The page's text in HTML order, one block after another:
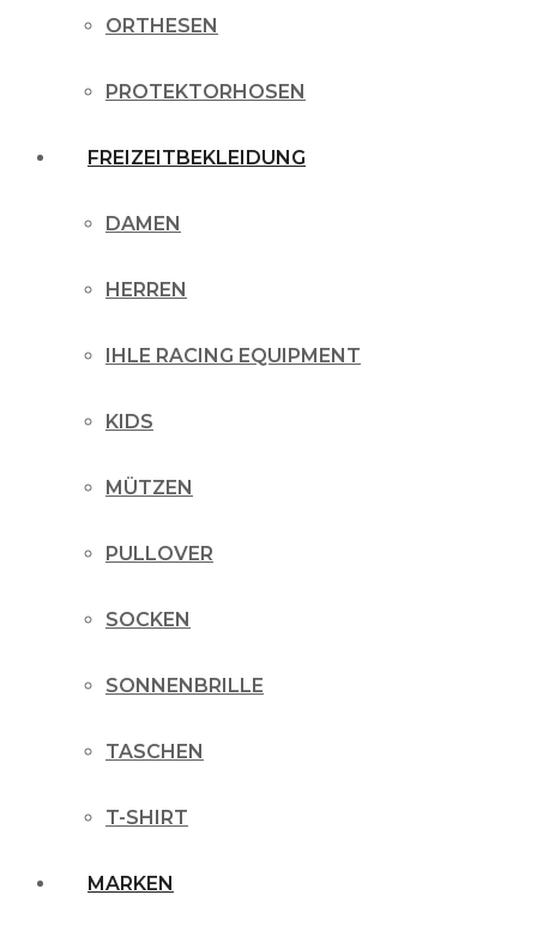
ORTHESEN
PROTEKTORHOSEN
FREIZEITBEKLEIDUNG
DAMEN
HERREN
IHLE RACING EQUIPMENT
KIDS
MÜTZEN
PULLOVER
SOCKEN
SONNENBRILLE
TASCHEN
T-SHIRT
MARKEN